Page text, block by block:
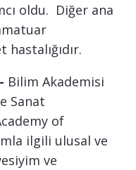
oldu. Diğer ana
Bilim Akademisi
Sanat
of
ilgili ulusal ve
ve